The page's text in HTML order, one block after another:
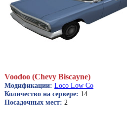
Voodoo (Chevy Biscayne)
Модификации: Loco Low Co
Количество на сервере: 14
Посадочных мест: 2